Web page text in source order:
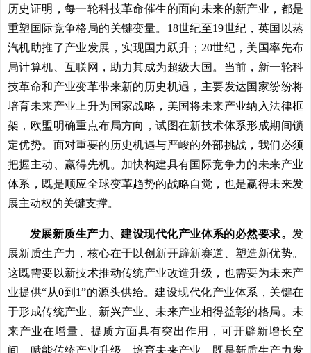
历史证明，每一轮科技革命催生的面向未来的新产业，都是
重塑国际竞争格局的关键变量。18世纪至19世纪，英国以蒸
汽机助推了产业发展，实现国力跃升；20世纪，美国率先布
局计算机、互联网，助力其成为超级大国。当前，新一轮科
技革命和产业变革带来新的历史机遇，主要发达国家纷纷将
培育未来产业上升为国家战略，美国将未来产业纳入法律框
架，欧盟明确重点布局方向，试图在新技术体系形成期间锁
定优势。面对重要的历史机遇与严峻的外部挑战，我们必须
把握主动、赢得先机。加快构建具有国际竞争力的未来产业
体系，既是顺应全球变革趋势的战略自觉，也是赢得未来发
展主动权的关键支撑。
发展新质生产力、建设现代化产业体系的必然要求。 发
展新质生产力，核心在于以创新开辟新赛道、塑造新优势。
这既需要以新技术推动传统产业改造升级，也需要为未来产
业提供“从0到1”的源头供给。建设现代化产业体系，关键在
于形成传统产业、新兴产业、未来产业相得益彰的格局。未
来产业在增量、提质方面具有突出作用，可开辟新增长空
间、赋能传统产业升级。培育未来产业，既是新质生产力发